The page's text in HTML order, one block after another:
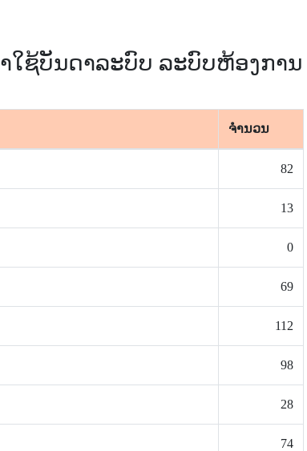
ໃຊ້ບັນດາລະບົບ ລະບົບຫ້ອງການ
ຈຳນວນ
82
13
0
69
112
98
28
74